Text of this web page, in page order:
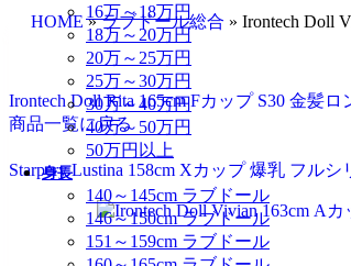
16万～18万円
18万～20万円
20万～25万円
25万～30万円
30万～40万円
40万～50万円
50万円以上
身長
140～145cm ラブドール
146～150cm ラブドール
151～159cm ラブドール
HOME»ラブドール総合 » Irontech Doll
Irontech Doll Rita 165cm Fカップ S30 金髪
商品一覧に戻る
Starpery Lustina 158cm Xカップ 爆乳 フル